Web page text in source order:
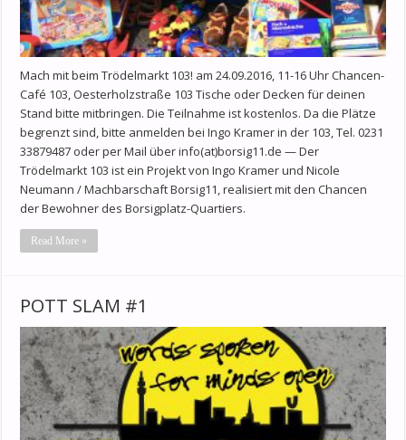
Mach mit beim Trödelmarkt 103! am 24.09.2016, 11-16 Uhr Chancen-
Café 103, Oesterholzstraße 103 Tische oder Decken für deinen
Stand bitte mitbringen. Die Teilnahme ist kostenlos. Da die Plätze
begrenzt sind, bitte anmelden bei Ingo Kramer in der 103, Tel. 0231
33879487 oder per Mail über info(at)borsig11.de — Der
Trödelmarkt 103 ist ein Projekt von Ingo Kramer und Nicole
Neumann / Machbarschaft Borsig11, realisiert mit den Chancen
der Bewohner des Borsigplatz-Quartiers.
Read More »
POTT SLAM #1